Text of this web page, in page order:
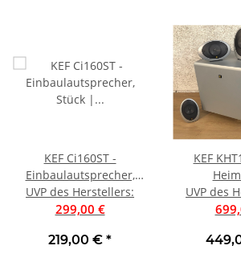
KEF Ci160ST -
Einbaulautsprecher,
Stück | Auspackware,
sehr gut
UVP des Herstellers:
299,00 €
219,00 € *
KEF
Silber |
UVP des